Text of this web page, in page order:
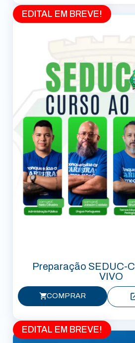
EDITAL EM BREVE!
Preparação SEDUC-
VIVO
COMPRAR
EDITAL EM BREVE!